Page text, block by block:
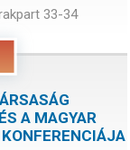
33-34
A MAGYAR